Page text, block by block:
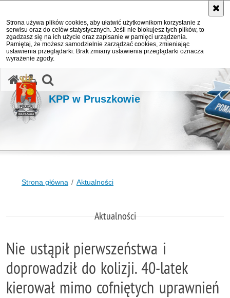
Strona używa plików cookies, aby ułatwić użytkownikom korzystanie z
serwisu oraz do celów statystycznych. Jeśli nie blokujesz tych plików, to
zgadzasz się na ich użycie oraz zapisanie w pamięci urządzenia.
Pamiętaj, że możesz samodzielnie zarządzać cookies, zmieniając
ustawienia przeglądarki. Brak zmiany ustawienia przeglądarki oznacza
wyrażenie zgody.
KPP w Pruszkowie
Strona główna Aktualności
Aktualności
Nie ustąpił pierwszeństwa i
doprowadził do kolizji. 40-latek
kierował mimo cofniętych uprawnień